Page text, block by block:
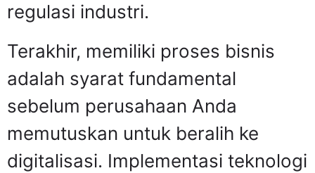
regulasi industri.
Terakhir, memiliki proses bisnis
adalah syarat fundamental
sebelum perusahaan Anda
memutuskan untuk beralih ke
digitalisasi. Implementasi teknologi